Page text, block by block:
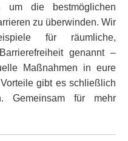
um die bestmöglichen
zu überwinden. Wir
für räumliche,
genannt –
Maßnahmen in eure
gibt es schließlich
Gemeinsam für mehr